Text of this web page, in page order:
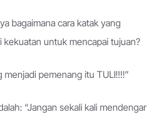
bagaimana cara katak yang
kekuatan untuk mencapai tujuan?
pemenang itu TULI!!!!”
“Jangan sekali kali mendengar